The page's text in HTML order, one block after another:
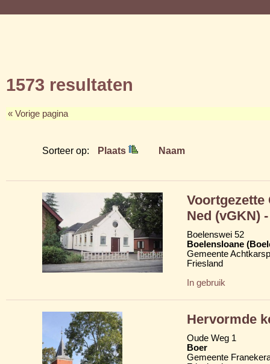
1573 resultaten
« Vorige pagina
Sorteer op: Plaats Naam
Ned (vGKN)
Boelenswei 52
Boelensloane
Gemeente
Friesland
In gebruik
Hervormde
Oude Weg 1
Boer
Gemeente